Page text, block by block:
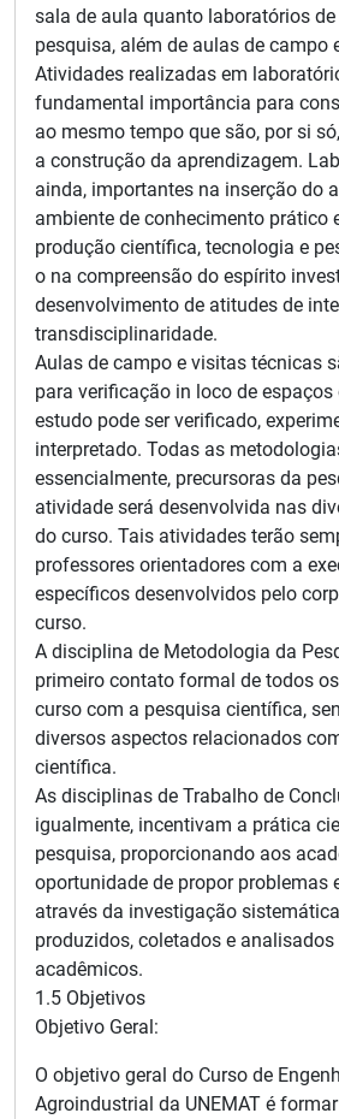
sala de aula quanto laboratórios
pesquisa, além de aulas de campo
Atividades realizadas em
fundamental importância para
ao mesmo tempo que são, por si
a construção da aprendizagem.
ainda, importantes na inserção do
ambiente de conhecimento prático
produção científica, tecnologia e
o na compreensão do espírito
desenvolvimento de atitudes de
transdisciplinaridade.
Aulas de campo e visitas técnicas
para verificação in loco de
estudo pode ser verificado,
interpretado. Todas as
essencialmente, precursoras da
atividade será desenvolvida nas
do curso. Tais atividades terão
professores orientadores com a
específicos desenvolvidos pelo
curso.
A disciplina de Metodologia da
primeiro contato formal de todos
curso com a pesquisa científica,
diversos aspectos relacionados
científica.
As disciplinas de Trabalho de
igualmente, incentivam a prática
pesquisa, proporcionando aos
oportunidade de propor problemas
através da investigação
produzidos, coletados e
acadêmicos.
1.5 Objetivos
Objetivo Geral:
O objetivo geral do Curso de
Agroindustrial da UNEMAT é